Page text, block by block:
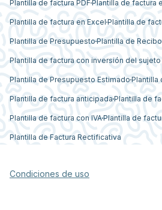
Plantilla de factura PDF Plantilla de factura
Plantilla de factura en Excel Plantilla de
Plantilla de Presupuesto Plantilla de Recibo
Plantilla de factura con inversión del
Plantilla de Presupuesto Estimado Plantilla
Plantilla de factura anticipada Plantilla de
Plantilla de factura con IVAPlantilla de
Plantilla de Factura Rectificativa
Condiciones de uso